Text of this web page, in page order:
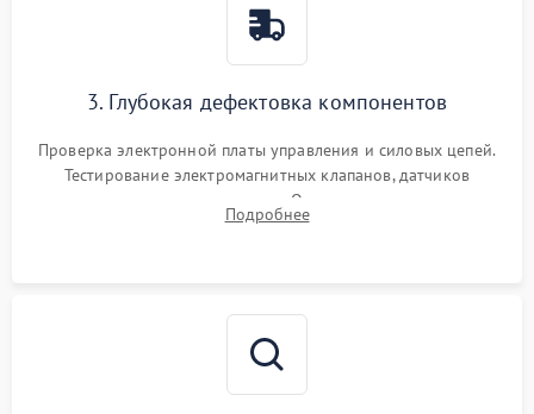
3. Глубокая дефектовка компонентов
Проверка электронной платы управления и силовых цепей.
Тестирование электромагнитных клапанов, датчиков
температуры и расходомера. Оценка степени износа
жерновов кофемолки, уплотнительных колец гидросистемы
Подробнее